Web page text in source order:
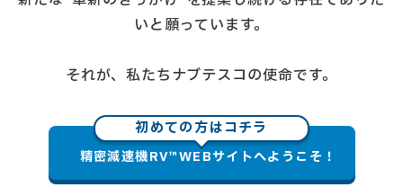
いと願っています。
それが、私たちナブテスコの使命です。
初めての方はコチラ
精密減速機RV™WEBサイトへようこそ！